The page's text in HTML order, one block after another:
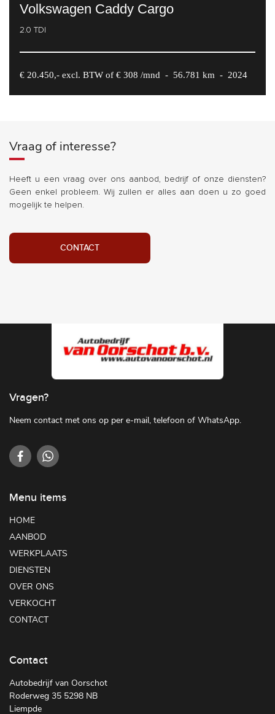
Volkswagen Caddy Cargo
2.0 TDI
€ 20.450,- excl. BTW of € 308 /mnd - 56.781 km - 2024
Vraag of interesse?
Heeft u een vraag over ons aanbod, bedrijf of onze diensten?
Geen enkel probleem. Wij zullen er alles aan doen u zo goed
mogelijk te helpen.
CONTACT
Vragen?
Neem contact met ons op per e-mail, telefoon of WhatsApp.
Menu items
HOME
AANBOD
WERKPLAATS
DIENSTEN
OVER ONS
VERKOCHT
CONTACT
Contact
Autobedrijf van Oorschot
Roderweg 35 5298 NB
Liempde